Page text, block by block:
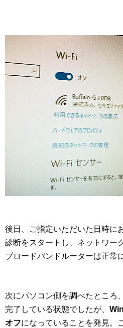
後日、ご指定いただいた日時に
診断をスタートし、ネットワー
ブロードバンドルーターは正常
次にパソコン側を調べたところ
完了している状態でしたが、
オフになっていることを発見。